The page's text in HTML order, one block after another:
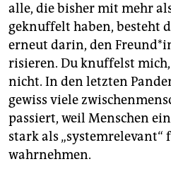
alle, die bisher mit mehr
geknuffelt haben, besteht
erneut darin, den
risieren. Du knuffelst
nicht. In den letzten
gewiss viele
passiert, weil Menschen
stark als
wahrnehmen.